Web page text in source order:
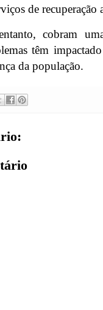
de recuperação
cobram
têm
da população.